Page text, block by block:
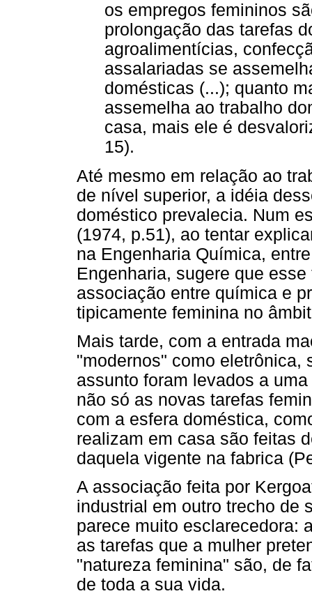
os empregos femininos
prolongação das tarefas
agroalimentícias,
assalariadas se
domésticas (...); quanto
assemelha ao trabalho
casa, mais ele é
15).
Até mesmo em relação ao
de nível superior, a idéia
doméstico prevalecia. Num
(1974, p.51), ao tentar
na Engenharia Química,
Engenharia, sugere que
associação entre química e
tipicamente feminina no
Mais tarde, com a entrada
"modernos" como eletrônica,
assunto foram levados a
não só as novas tarefas
com a esfera doméstica,
realizam em casa são feitas
daquela vigente na fabrica
A associação feita por
industrial em outro trecho de
parece muito esclarecedora:
as tarefas que a mulher
"natureza feminina" são, de
de toda a sua vida.